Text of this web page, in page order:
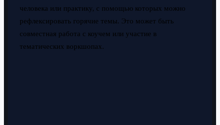
человека или практику, с помощью которых можно
рефлексировать горячие темы. Это может быть
совместная работа с коучем или участие в
тематических воркшопах.